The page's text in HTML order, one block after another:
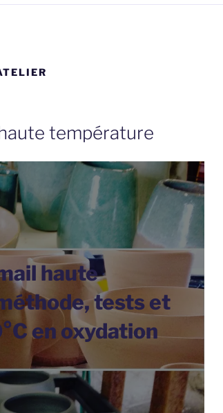
température
haute
tests et
en oxydation